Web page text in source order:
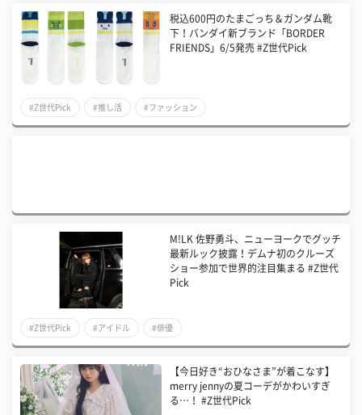
税込600円のたまごっち＆ガンダム靴
下！バンダイ新ブランド「BORDER
FRIENDS」6/5発売 #Z世代Pick
#Z世代Pick #推し活 #ファッション
M!LK 佐野勇斗、ニューヨークでグッチ
最新ルック披露！デムナ初のクルーズ
ショー参加で世界的注目集まる #Z世代
Pick
#Z世代Pick #アイドル #俳優
【今日好き“おひなさま”が着こなす】
merry jennyの夏コーデがかわいすぎ
る…！ #Z世代Pick